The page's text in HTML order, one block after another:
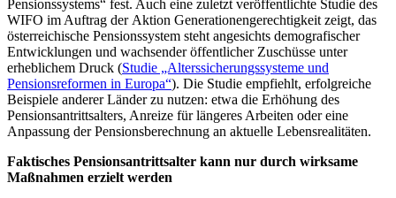
Pensionssystems“ fest. Auch eine zuletzt veröffentlichte Studie des
WIFO im Auftrag der Aktion Generationengerechtigkeit zeigt, das
österreichische Pensionssystem steht angesichts demografischer
Entwicklungen und wachsender öffentlicher Zuschüsse unter
erheblichem Druck (Studie „Alterssicherungssysteme und
Pensionsreformen in Europa“). Die Studie empfiehlt, erfolgreiche
Beispiele anderer Länder zu nutzen: etwa die Erhöhung des
Pensionsantrittsalters, Anreize für längeres Arbeiten oder eine
Anpassung der Pensionsberechnung an aktuelle Lebensrealitäten.
Faktisches Pensionsantrittsalter kann nur durch wirksame
Maßnahmen erzielt werden